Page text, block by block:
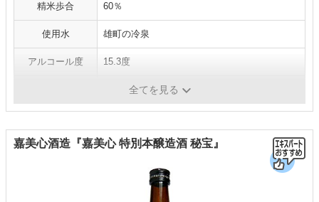
精米歩合 60％
使用水 雄町の冷泉
アルコール度 15.3度
720ml、1800ml
全てを見る
嘉美心酒造『嘉美心 特別本醸造酒 秘宝』